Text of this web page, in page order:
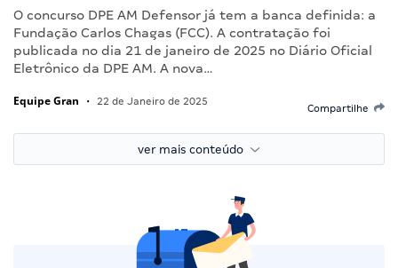
O concurso DPE AM Defensor já tem a banca definida: a
Fundação Carlos Chagas (FCC). A contratação foi
publicada no dia 21 de janeiro de 2025 no Diário Oficial
Eletrônico da DPE AM. A nova…
Equipe Gran • 22 de Janeiro de 2025
Compartilhe
ver mais conteúdo